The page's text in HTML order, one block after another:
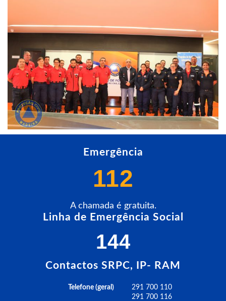
Emergência
112
A chamada é gratuita.
Linha de Emergência Social
144
Contactos SRPC, IP- RAM
Telefone (geral)
291 700 110
291 700 116